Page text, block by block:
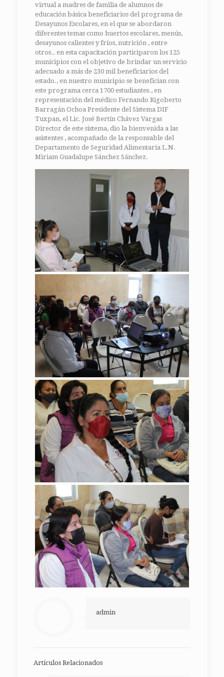
virtual a madres de familia de alumnos de
educación básica beneficiarios del programa de
Desayunos Escolares, en el que se abordaron
diferentes temas como huertos escolares, menús,
desayunos calientes y fríos, nutrición , entre
otros.. en esta capacitación participaron los 125
municipios con el objetivo de brindar un servicio
adecuado a más de 230 mil beneficiarios del
estado., en nuestro municipio se benefician con
este programa cerca 1700 estudiantes., en
representación del médico Fernando Rigoberto
Barragán Ochoa Presidente del Sistema DIF
Tuxpan, el Lic. José Bertín Chávez Vargas
Director de este sistema, dio la bienvenida a las
asistentes , acompañado de la responsable del
Departamento de Seguridad Alimentaria L.N.
Miriam Guadalupe Sánchez Sánchez.
admin
Artículos Relacionados